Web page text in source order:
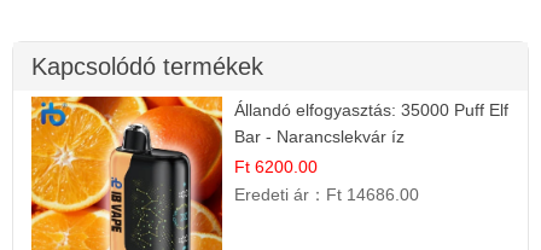
Kapcsolódó termékek
Állandó elfogyasztás: 35000 Puff Elf
Bar - Narancslekvár íz
Ft 6200.00
Eredeti ár： Ft 14686.00